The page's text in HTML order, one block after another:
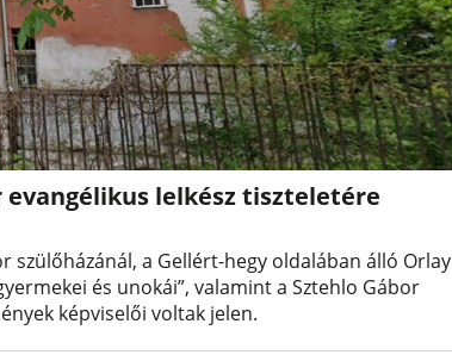
lelkész tiszteletére
szülőházánál, a Gellért-hegy oldalában álló Orlay
és unokái”, valamint a Sztehlo Gábor
képviselői voltak jelen.